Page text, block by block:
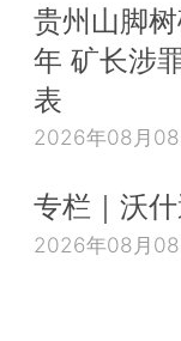
贵州山脚
年 矿长涉
表
2026年08月08
专栏｜沃
2026年08月08